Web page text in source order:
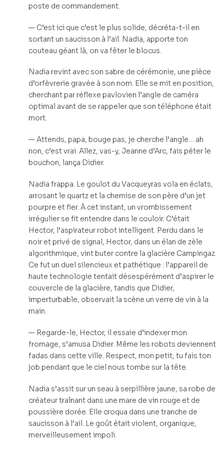
poste de commandement.
— C’est ici que c’est le plus solide, décréta-t-il en
sortant un saucisson à l’ail. Nadia, apporte ton
couteau géant là, on va fêter le blocus.
Nadia revint avec son sabre de cérémonie, une pièce
d’orfèvrerie gravée à son nom. Elle se mit en position,
cherchant par réflexe pavlovien l’angle de caméra
optimal avant de se rappeler que son téléphone était
mort.
— Attends, papa, bouge pas, je cherche l’angle… ah
non, c’est vrai. Allez, vas-y, Jeanne d’Arc, fais péter le
bouchon, lança Didier.
Nadia frappa. Le goulot du Vacqueyras vola en éclats,
arrosant le quartz et la chemise de son père d’un jet
pourpre et fier. À cet instant, un vrombissement
irrégulier se fit entendre dans le couloir. C’était
Hector, l’aspirateur robot intelligent. Perdu dans le
noir et privé de signal, Hector, dans un élan de zèle
algorithmique, vint buter contre la glacière Campingaz.
Ce fut un duel silencieux et pathétique : l’appareil de
haute technologie tentait désespérément d’aspirer le
couvercle de la glacière, tandis que Didier,
imperturbable, observait la scène un verre de vin à la
main.
— Regarde-le, Hector, il essaie d’indexer mon
fromage, s’amusa Didier. Même les robots deviennent
fadas dans cette ville. Respect, mon petit, tu fais ton
job pendant que le ciel nous tombe sur la tête.
Nadia s’assit sur un seau à serpillière jaune, sa robe de
créateur traînant dans une mare de vin rouge et de
poussière dorée. Elle croqua dans une tranche de
saucisson à l’ail. Le goût était violent, organique,
merveilleusement impoli.